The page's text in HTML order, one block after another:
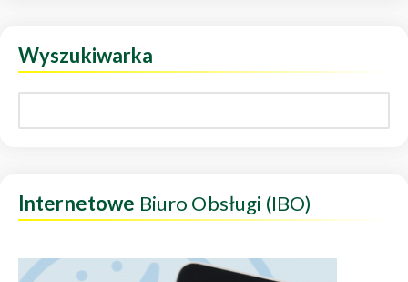
Wyszukiwarka
Internetowe Biuro Obsługi (IBO)